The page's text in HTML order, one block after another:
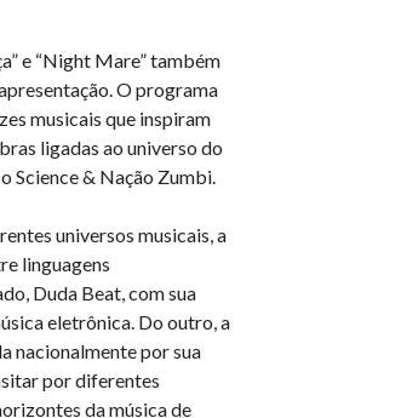
e “Night Mare” também
O programa
musicais que inspiram
ligadas ao universo do
Science & Nação Zumbi.
universos musicais, a
linguagens
Duda Beat, com sua
eletrônica. Do outro, a
nacionalmente por sua
por diferentes
da música de